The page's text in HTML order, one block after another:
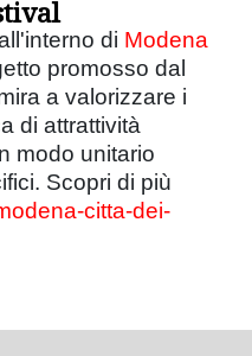
diModena
promosso dal
a valorizzare i
di attrattività
modo unitario
Scopri di più